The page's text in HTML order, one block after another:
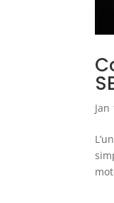
Jan